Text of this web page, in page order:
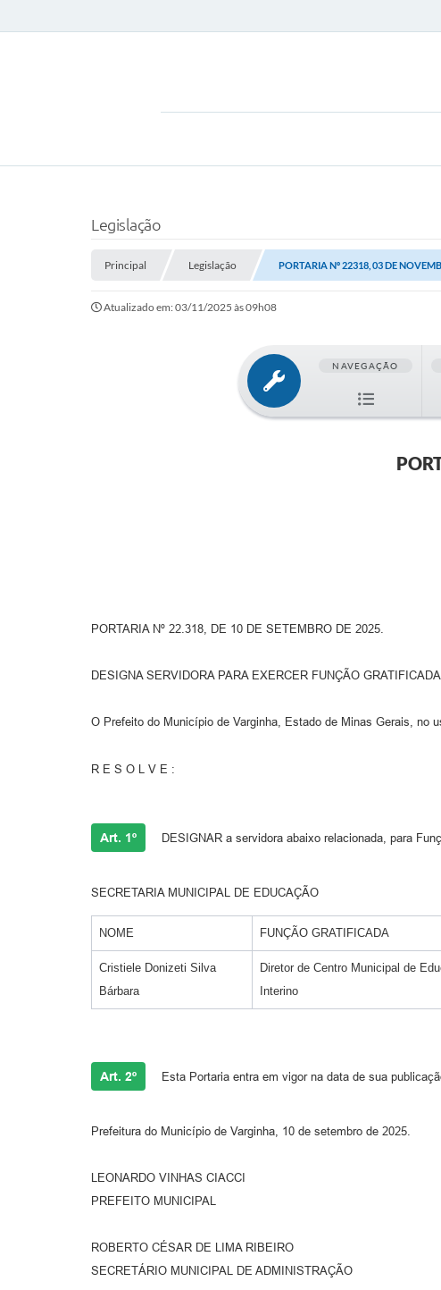
Legislação
Principal Legislação PORTARIA Nº 22318, 03 DE
Atualizado em: 03/11/2025 às 09h08
NAVEGAÇÃO
PORTARIA Nº 22.318, DE 10 DE SETEMBRO DE 2025.
DESIGNA SERVIDORA PARA EXERCER FUNÇÃO
O Prefeito do Município de Varginha, Estado de Minas Gerais, no
R E S O L V E :
Art. 1º DESIGNAR a servidora abaixo relacionada, para
SECRETARIA MUNICIPAL DE EDUCAÇÃO
NOME FUNÇÃO GRATIFICADA
Cristiele Donizeti Silva
Bárbara
Diretor de Centro Municipal de
Interino
Art. 2º Esta Portaria entra em vigor na data de sua
Prefeitura do Município de Varginha, 10 de setembro de 2025.
LEONARDO VINHAS CIACCI
PREFEITO MUNICIPAL
ROBERTO CÉSAR DE LIMA RIBEIRO
SECRETÁRIO MUNICIPAL DE ADMINISTRAÇÃO